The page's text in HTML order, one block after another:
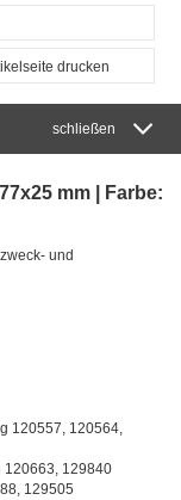
drucken
schließen
mm | Farbe:
und
120557, 120564,
120663, 129840
129505